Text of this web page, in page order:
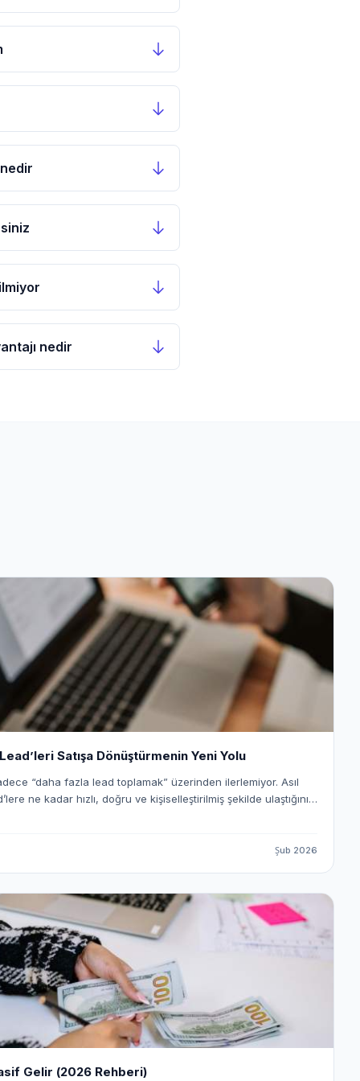
nedir
Satışa Dönüştürmenin Yeni Yolu
“daha fazla lead toplamak” üzerinden ilerlemiyor. Asıl
ne kadar hızlı, doğru ve kişiselleştirilmiş şekilde ulaştığınız.
Şub 2026
Gelir (2026 Rehberi)